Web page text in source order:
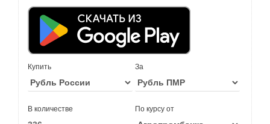
Купить За
В количестве По курсу от